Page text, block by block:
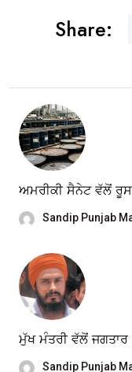
Share:
ਅਮਰੀਕੀ ਸੈਨੇਟ ਵੱਲੋਂ
Sandip Punjab
ਮੁੱਖ ਮੰਤਰੀ ਵੱਲੋਂ ਜਗਤਾਰ
Sandip Punjab